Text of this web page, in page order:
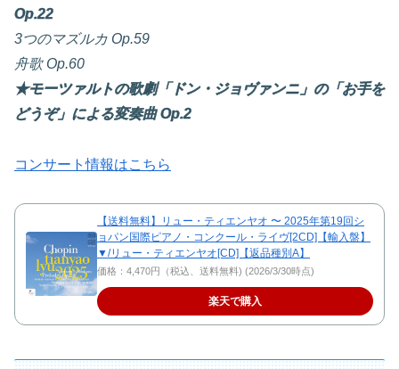
Op.22
3つのマズルカ Op.59
舟歌 Op.60
★モーツァルトの歌劇「ドン・ジョヴァンニ」の「お手を
どうぞ」による変奏曲 Op.2
コンサート情報はこちら
【送料無料】リュー・ティエンヤオ 〜 2025年第19回シ
ョパン国際ピアノ・コンクール・ライヴ[2CD]【輸入盤】
▼/リュー・ティエンヤオ[CD]【返品種別A】
価格：4,470円（税込、送料無料) (2026/3/30時点)
楽天で購入